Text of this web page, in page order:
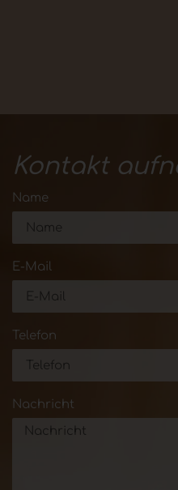
Kontakt
Name
E-Mail
Telefon
Nachricht